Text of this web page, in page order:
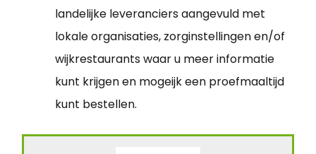
landelijke leveranciers aangevuld met
lokale organisaties, zorginstellingen en/of
wijkrestaurants waar u meer informatie
kunt krijgen en mogeijk een proefmaaltijd
kunt bestellen.